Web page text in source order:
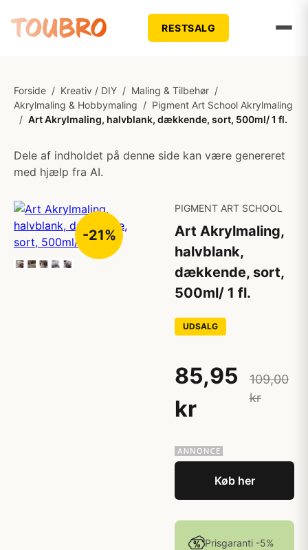
RESTSALG
Forside / Kreativ / DIY / Maling & Tilbehør /
Akrylmaling & Hobbymaling / Pigment Art School Akrylmaling
/ Art Akrylmaling, halvblank, dækkende, sort, 500ml/ 1 fl.
Dele af indholdet på denne side kan være genereret
med hjælp fra AI.
-21%
PIGMENT ART SCHOOL
Art Akrylmaling,
halvblank,
dækkende, sort,
500ml/ 1 fl.
UDSALG
85,95
kr
109,00
kr
Køb her
Prisgaranti -5%